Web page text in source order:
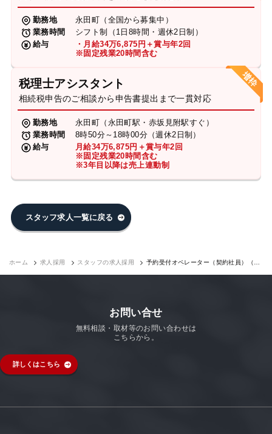
勤務地
永田町（全国から募集中）
業務時間
シフト制（1日8時間・週休2日制）
給与
・月給34万6,875円＋賞与年2回
※固定残業20時間含む
税理士アシスタント
相続税申告のご相談から申告書提出まで一貫対応
勤務地
永田町（永田町駅・赤坂見附駅すぐ）
業務時間
8時50分～18時00分（週休2日制）
給与
月給34万6,875円＋賞与年2回
※固定残業20時間含む
※3年目以降は売上連動制
スタッフ求人一覧に戻る
ホーム 求人採用 スタッフの求人採用
予約受付オペレーター（契約社員）（永
お問い合せ
無料相談・取材等のお問い合わせは
こちらから。
詳しくはこちら